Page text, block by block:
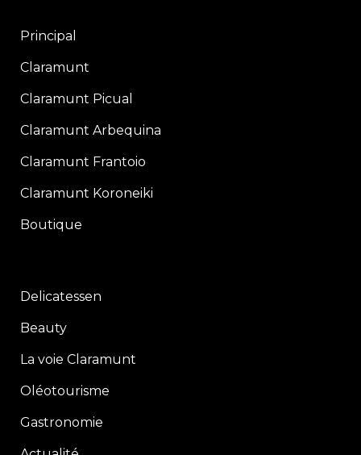
Principal
Claramunt
Claramunt Picual
Claramunt Arbequina
Claramunt Frantoio
Claramunt Koroneiki
Boutique
Delicatessen
Beauty
La voie Claramunt
Oléotourisme
Gastronomie